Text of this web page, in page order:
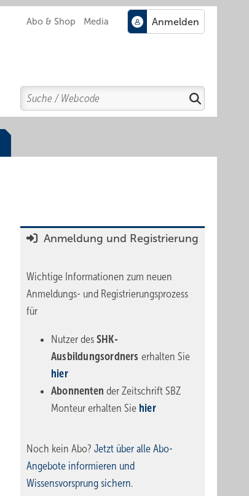
Abo & Shop Media
Search
Suchen
Anmeldung und Registrierung
Wichtige Informationen zum neuen
Anmeldungs- und Registrierungsprozess
für
Nutzer des SHK-
Ausbildungsordners erhalten Sie
hier
Abonnentender Zeitschrift SBZ
Monteur erhalten Sie hier
Noch kein Abo? Jetzt über alle Abo-
Angebote informieren und
Wissensvorsprung sichern.